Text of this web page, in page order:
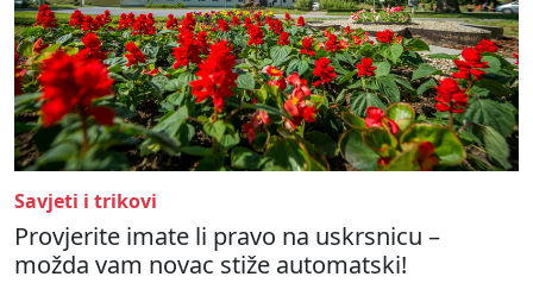
Savjeti i trikovi
Provjerite imate li pravo na uskrsnicu –
možda vam novac stiže automatski!